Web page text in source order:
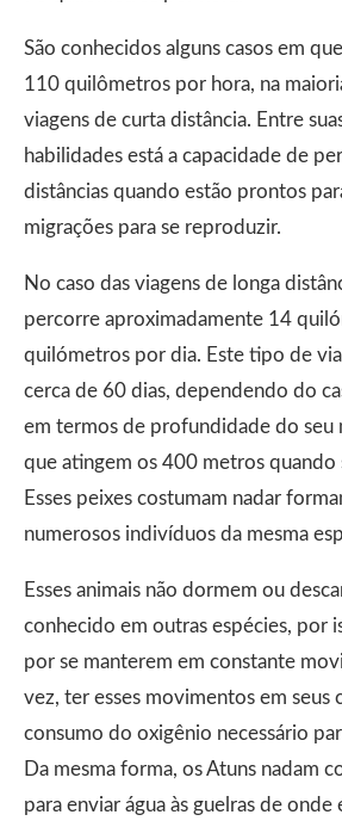
São conhecidos alguns casos em
110 quilômetros por hora, na
viagens de curta distância. Entre
habilidades está a capacidade de
distâncias quando estão prontos
migrações para se reproduzir.
No caso das viagens de longa
percorre aproximadamente 14
quilómetros por dia. Este tipo de
cerca de 60 dias, dependendo do
em termos de profundidade do seu
que atingem os 400 metros quando
Esses peixes costumam nadar
numerosos indivíduos da mesma
Esses animais não dormem ou
conhecido em outras espécies, por
por se manterem em constante
vez, ter esses movimentos em seus
consumo do oxigênio necessário
Da mesma forma, os Atuns nadam
para enviar água às guelras de